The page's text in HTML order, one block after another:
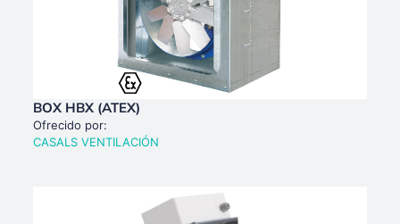
BOX HBX (ATEX)
Ofrecido por:
CASALS VENTILACIÓN